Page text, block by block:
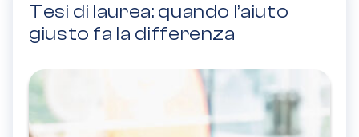
Tesi di laurea: quando l’aiuto
giusto fa la differenza